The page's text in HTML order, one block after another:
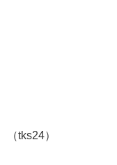
（tks24）